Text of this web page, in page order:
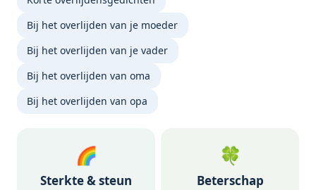
Bij het overlijden van je moeder
Bij het overlijden van je vader
Bij het overlijden van oma
Bij het overlijden van opa
🌈
Sterkte & steun
🍀
Beterschap